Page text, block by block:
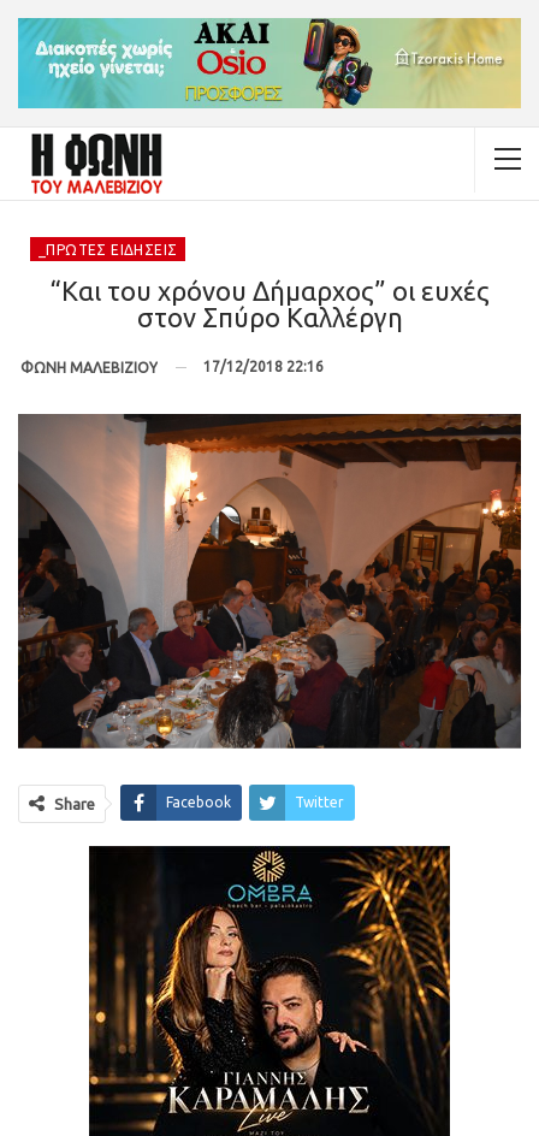
_ΠΡΏΤΕΣ ΕΙΔΉΣΕΙΣ
“Και του χρόνου Δήμαρχος” οι ευχές
στον Σπύρο Καλλέργη
ΦΩΝΗ ΜΑΛΕΒΙΖΙΟΥ 17/12/2018 22:16
Share Facebook Twitter